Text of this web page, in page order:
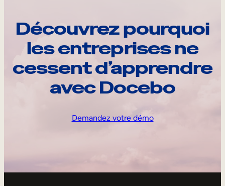
Découvrez pourquoi
les entreprises ne
cessent d’apprendre
avec Docebo
Demandez votre démo